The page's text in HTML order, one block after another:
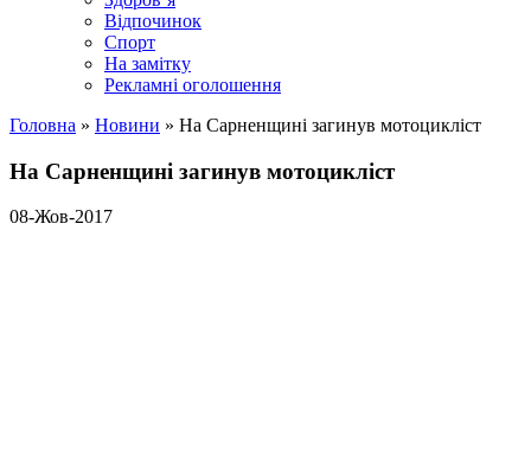
Відпочинок
Спорт
На замітку
Рекламні оголошення
Головна » Новини » На Сарненщині загинув мотоцикліст
На Сарненщині загинув мотоцикліст
08-Жов-2017